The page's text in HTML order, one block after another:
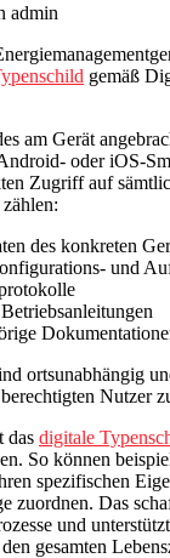
admin
gemäß
am Gerät
oder iOS-
Zugriff auf
des konkreten
und
ortsunabhängig
Nutzer
das digitale
So können
spezifischen
zuordnen. Das
und
gesamten